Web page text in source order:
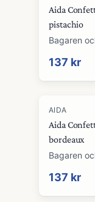
Aida
pistachio
Bagaren
137 kr
AIDA
Aida
bordeaux
Bagaren
137 kr